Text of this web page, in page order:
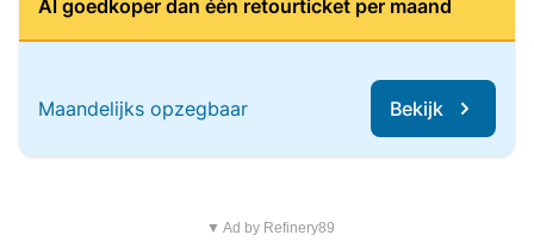
Al goedkoper dan één retourticket per maand
Maandelijks opzegbaar Bekijk
▼ Ad by Refinery89